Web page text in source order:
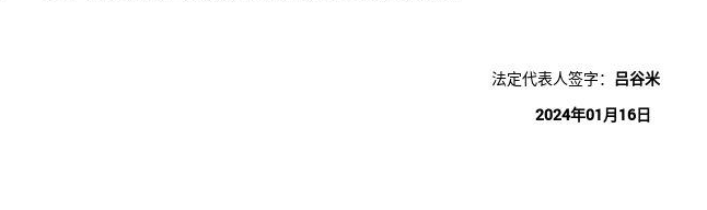
法定代表人签字： 吕谷米
2024年01月16日